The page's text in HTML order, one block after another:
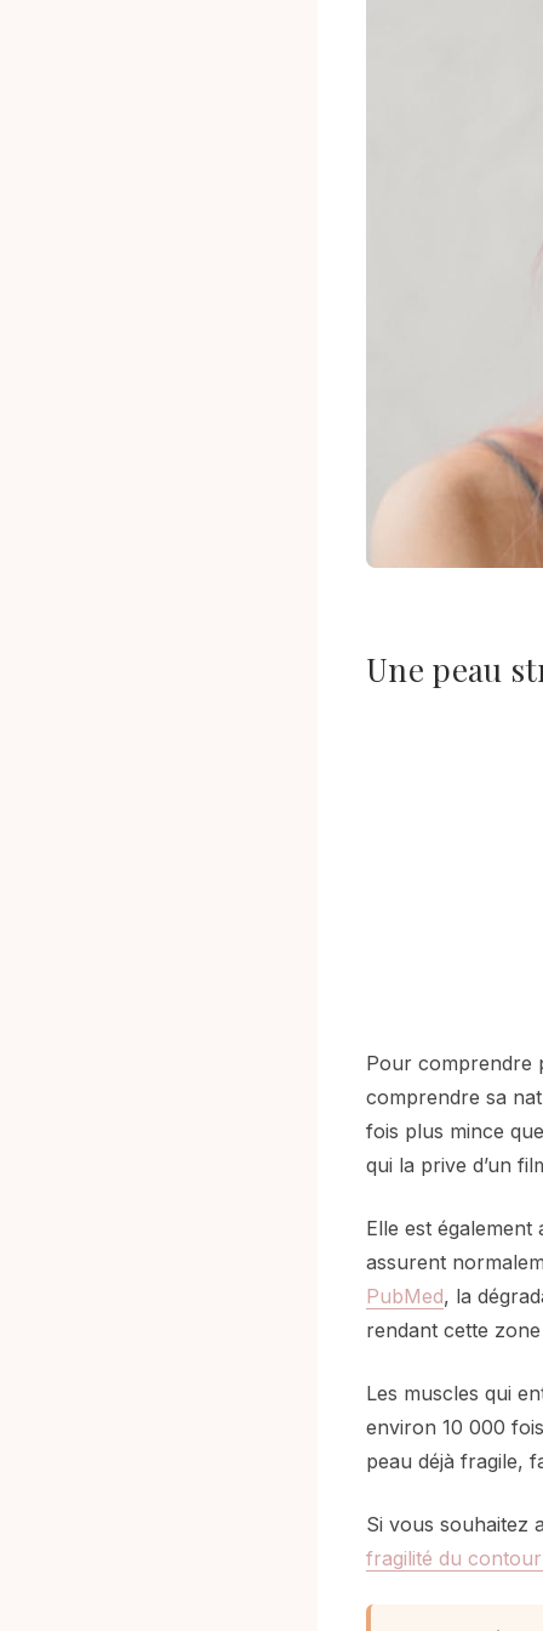
Une peau
Pour comprendre
comprendre sa
fois plus mince
qui la prive d’un
Elle est
assurent
PubMed, la
rendant cette
Les muscles qui
environ 10 000
peau déjà fragile,
Si vous souhaitez
fragilité du